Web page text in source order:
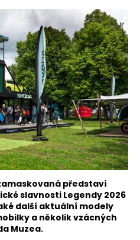
představí
slavnosti Legendy 2026
další aktuální modely
a několik vzácných
Muzea.